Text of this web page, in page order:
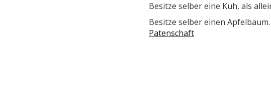
Besitze selber eine Kuh, als
Besitze selber einen
Patenschaft